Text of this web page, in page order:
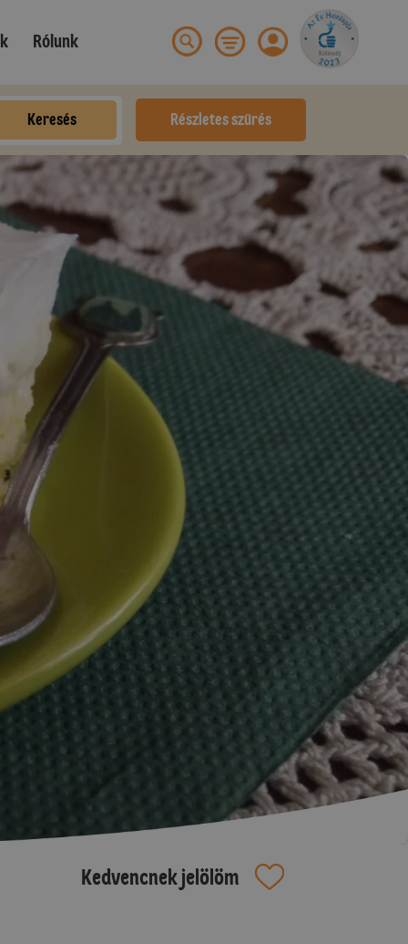
Rólunk
Keresés Részletes szűrés
Kedvencnek jelölöm